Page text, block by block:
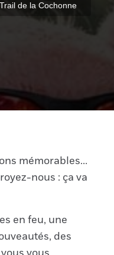
Trail de la Cochonne
mémorables…
nous : ça va
en feu, une
des